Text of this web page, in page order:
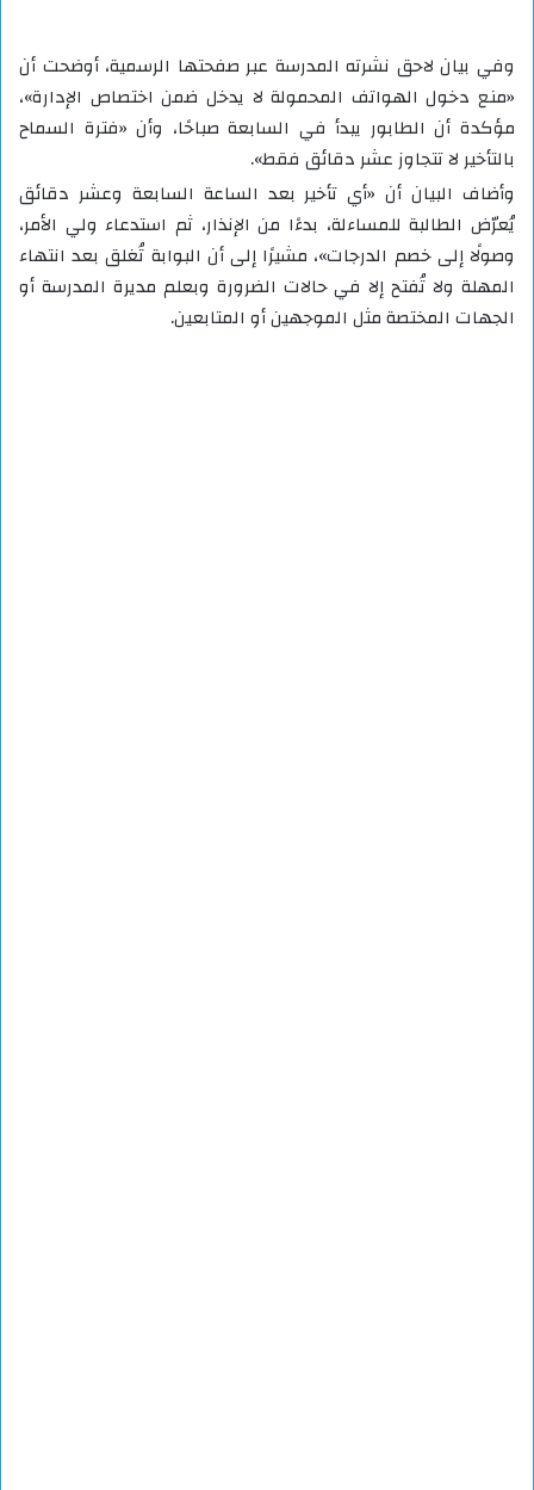
وفي بيان لاحق نشرته المدرسة عبر صفحتها الرسمية، أوضحت أن
«منع دخول الهواتف المحمولة لا يدخل ضمن اختصاص الإدارة»،
مؤكدة أن الطابور يبدأ في السابعة صباحًا، وأن «فترة السماح
بالتأخير لا تتجاوز عشر دقائق فقط».
وأضاف البيان أن «أي تأخير بعد الساعة السابعة وعشر دقائق
يُعرّض الطالبة للمساءلة، بدءًا من الإنذار، ثم استدعاء ولي الأمر،
وصولًا إلى خصم الدرجات»، مشيرًا إلى أن البوابة تُغلق بعد انتهاء
المهلة ولا تُفتح إلا في حالات الضرورة وبعلم مديرة المدرسة أو
الجهات المختصة مثل الموجهين أو المتابعين.